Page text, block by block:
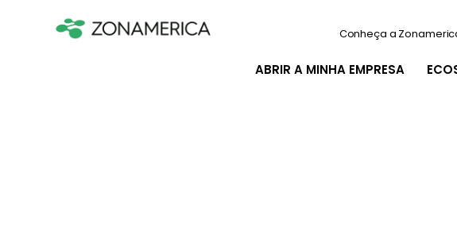
ABRIR A MINHA EMPRESA
Conheça a